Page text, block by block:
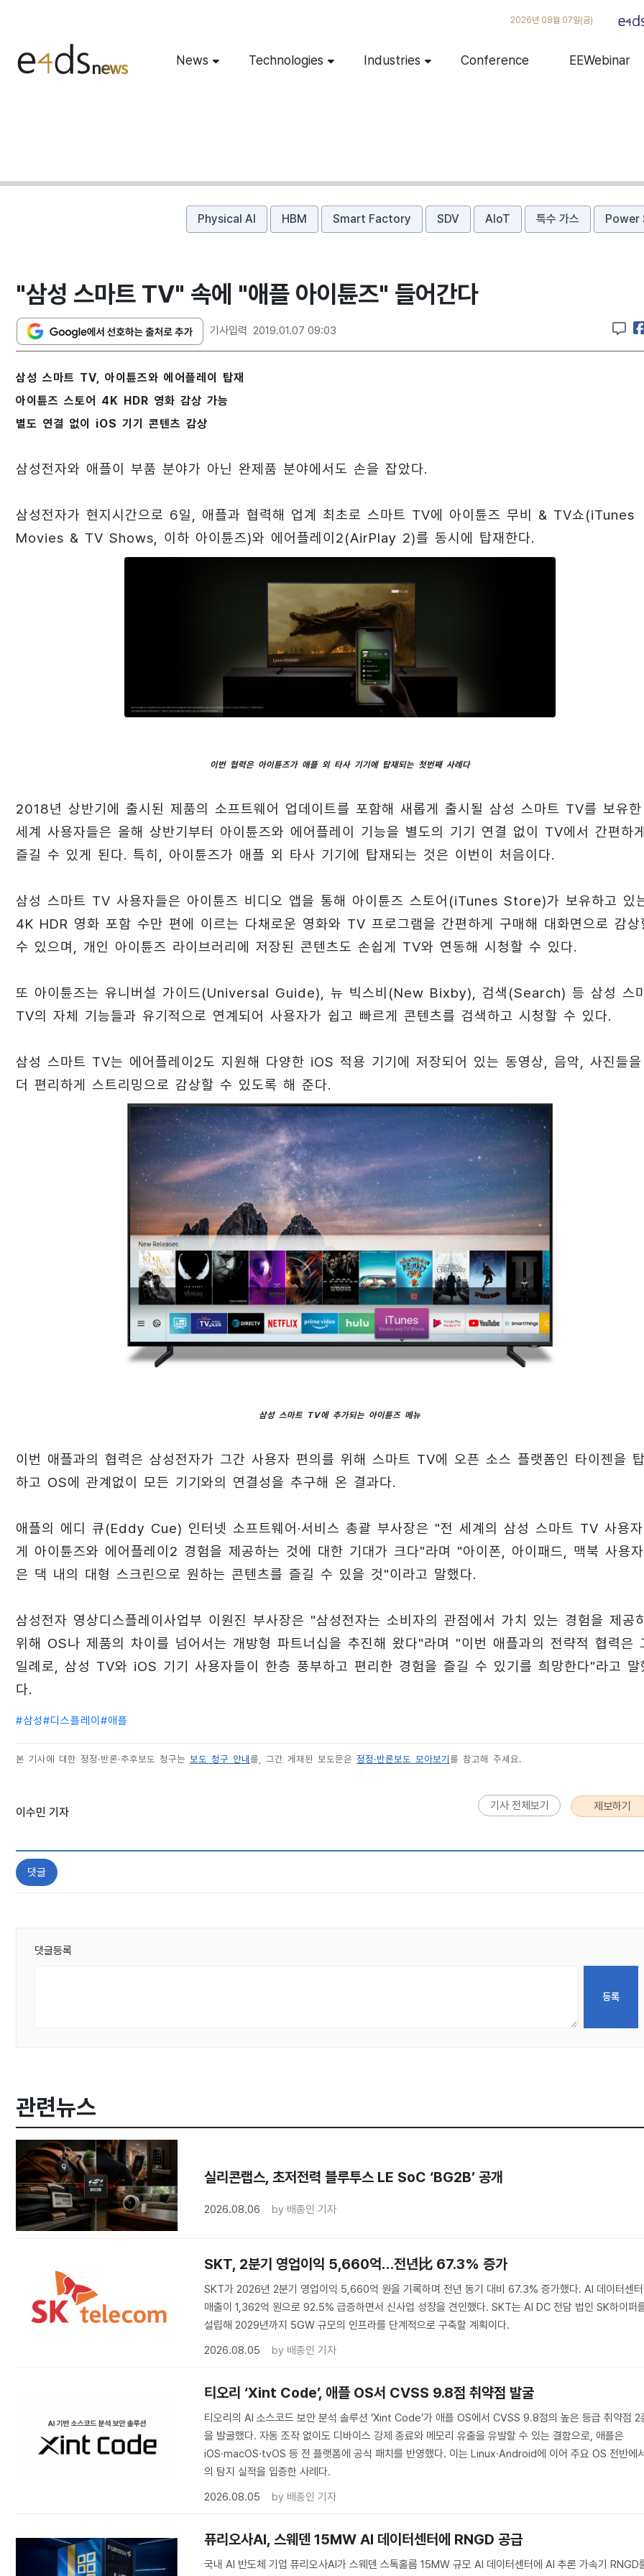
2026년 08월 07일(금)
News Technologies Industries Conference EEWebinar
Physical AI HBM Smart Factory SDV AIoT 특수 가스 Power
"삼성 스마트 TV" 속에 "애플 아이튠즈" 들어간다
기사입력 2019.01.07 09:03
삼성 스마트 TV, 아이튠즈와 에어플레이 탑재
아이튠즈 스토어 4K HDR 영화 감상 가능
별도 연결 없이 iOS 기기 콘텐츠 감상
삼성전자와 애플이 부품 분야가 아닌 완제품 분야에서도 손을 잡았다.
삼성전자가 현지시간으로 6일, 애플과 협력해 업계 최초로 스마트 TV에 아이튠즈 무비 & TV쇼(iTunes
Movies & TV Shows, 이하 아이튠즈)와 에어플레이2(AirPlay 2)를 동시에 탑재한다.
이번 협력은 아이튠즈가 애플 외 타사 기기에 탑재되는 첫번째 사례다
2018년 상반기에 출시된 제품의 소프트웨어 업데이트를 포함해 새롭게 출시될 삼성 스마트 TV를 보유한
세계 사용자들은 올해 상반기부터 아이튠즈와 에어플레이 기능을 별도의 기기 연결 없이 TV에서 간편하게
즐길 수 있게 된다. 특히, 아이튠즈가 애플 외 타사 기기에 탑재되는 것은 이번이 처음이다.
삼성 스마트 TV 사용자들은 아이튠즈 비디오 앱을 통해 아이튠즈 스토어(iTunes Store)가 보유하고 있
4K HDR 영화 포함 수만 편에 이르는 다채로운 영화와 TV 프로그램을 간편하게 구매해 대화면으로 감상
수 있으며, 개인 아이튠즈 라이브러리에 저장된 콘텐츠도 손쉽게 TV와 연동해 시청할 수 있다.
또 아이튠즈는 유니버설 가이드(Universal Guide), 뉴 빅스비(New Bixby), 검색(Search) 등 삼성 스
TV의 자체 기능들과 유기적으로 연계되어 사용자가 쉽고 빠르게 콘텐츠를 검색하고 시청할 수 있다.
삼성 스마트 TV는 에어플레이2도 지원해 다양한 iOS 적용 기기에 저장되어 있는 동영상, 음악, 사진들
더 편리하게 스트리밍으로 감상할 수 있도록 해 준다.
삼성 스마트 TV에 추가되는 아이튠즈 메뉴
이번 애플과의 협력은 삼성전자가 그간 사용자 편의를 위해 스마트 TV에 오픈 소스 플랫폼인 타이젠을
하고 OS에 관계없이 모든 기기와의 연결성을 추구해 온 결과다.
애플의 에디 큐(Eddy Cue) 인터넷 소프트웨어·서비스 총괄 부사장은 "전 세계의 삼성 스마트 TV 사용자
게 아이튠즈와 에어플레이2 경험을 제공하는 것에 대한 기대가 크다"라며 "아이폰, 아이패드, 맥북 사용
은 댁 내의 대형 스크린으로 원하는 콘텐츠를 즐길 수 있을 것"이라고 말했다.
삼성전자 영상디스플레이사업부 이원진 부사장은 "삼성전자는 소비자의 관점에서 가치 있는 경험을 제공
위해 OS나 제품의 차이를 넘어서는 개방형 파트너십을 추진해 왔다"라며 "이번 애플과의 전략적 협력은
일례로, 삼성 TV와 iOS 기기 사용자들이 한층 풍부하고 편리한 경험을 즐길 수 있기를 희망한다"라고 말
다.
#삼성#디스플레이 #애플
본 기사에 대한 정정·반론·추후보도 청구는 보도 청구 안내 를, 그간 게재된 보도문은 정정·반론보도 모아보기 를 참고해 주세요.
이수민 기자 기사 전체보기 제보하기
댓글
댓글등록
관련뉴스
실리콘랩스, 초저전력 블루투스 LE SoC ‘BG2B’ 공개
2026.08.06 by 배종인 기자
SKT, 2분기 영업이익 5,660억…전년比 67.3% 증가
SKT가 2026년 2분기 영업이익 5,660억 원을 기록하며 전년 동기 대비 67.3% 증가했다. AI 데이터센터
매출이 1,362억 원으로 92.5% 급증하면서 신사업 성장을 견인했다. SKT는 AI DC 전담 법인 SK하이퍼
설립해 2029년까지 5GW 규모의 인프라를 단계적으로 구축할 계획이다.
2026.08.05
by 배종인 기자
티오리 ‘Xint Code’, 애플 OS서 CVSS 9.8점 취약점 발굴
티오리의 AI 소스코드 보안 분석 솔루션 ‘Xint Code’가 애플 OS에서 CVSS 9.8점의 높은 등급 취약점 2
을 발굴했다. 자동 조작 없이도 디바이스 강제 종료와 메모리 유출을 유발할 수 있는 결함으로, 애플은
iOS·macOS·tvOS 등 전 플랫폼에 공식 패치를 반영했다. 이는 Linux·Android에 이어 주요 OS 전반에서
의 탐지 실적을 입증한 사례다.
2026.08.05
by 배종인 기자
퓨리오사AI, 스웨덴 15MW AI 데이터센터에 RNGD 공급
국내 AI 반도체 기업 퓨리오사AI가 스웨덴 스톡홀름 15MW 규모 AI 데이터센터에 AI 추론 가속기 RNGD